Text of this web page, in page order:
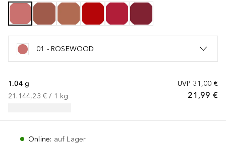
01 - ROSEWOOD
UVP 31,00 €
21,99 €
1.04 g
21.144,23 € / 1 kg
Online: auf Lager